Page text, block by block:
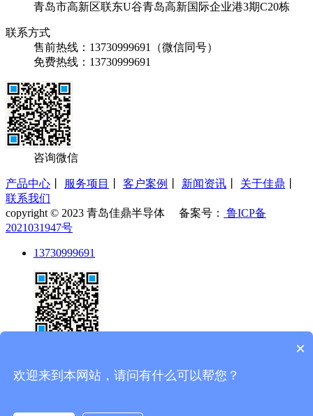
青岛市高新区联东U谷青岛高新国际企业港3期C20栋
联系方式
售前热线：13730999691（微信同号）
免费热线：13730999691
咨询微信
产品中心 服务项目 客户案例 新闻资讯 关于佳鼎
联系我们
copyright © 2023 青岛佳鼎半导体 备案号：
鲁ICP备
2021031947号
13730999691
×
欢迎来到本网站，请问有什么可以帮您？